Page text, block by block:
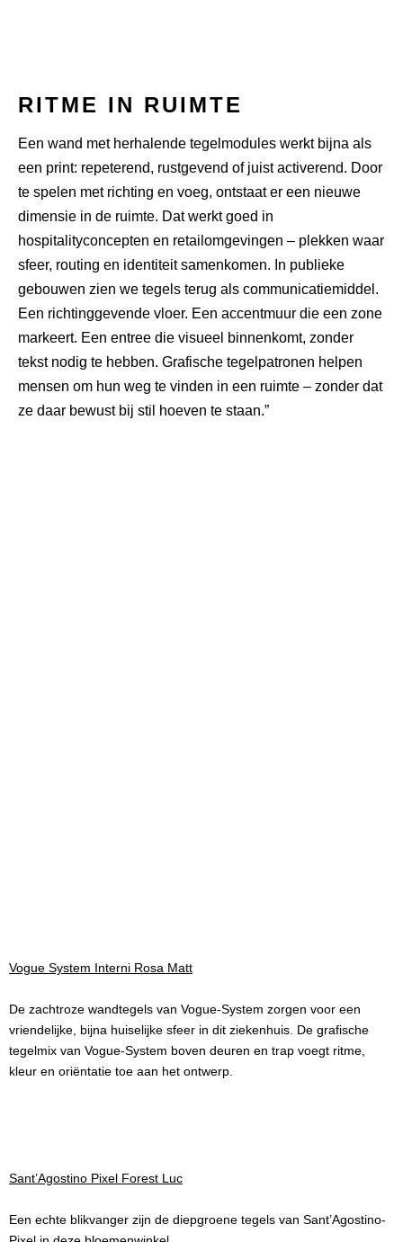
RITME IN RUIMTE
Een wand met herhalende tegelmodules werkt bijna als
een print: repeterend, rustgevend of juist activerend. Door
te spelen met richting en voeg, ontstaat er een nieuwe
dimensie in de ruimte. Dat werkt goed in
hospitalityconcepten en retailomgevingen – plekken waar
sfeer, routing en identiteit samenkomen. In publieke
gebouwen zien we tegels terug als communicatiemiddel.
Een richtinggevende vloer. Een accentmuur die een zone
markeert. Een entree die visueel binnenkomt, zonder
tekst nodig te hebben. Grafische tegelpatronen helpen
mensen om hun weg te vinden in een ruimte – zonder dat
ze daar bewust bij stil hoeven te staan.”
Vogue System Interni Rosa Matt
De zachtroze wandtegels van Vogue-System zorgen voor een
vriendelijke, bijna huiselijke sfeer in dit ziekenhuis. De grafische
tegelmix van Vogue-System boven deuren en trap voegt ritme,
kleur en oriëntatie toe aan het ontwerp.
Sant’Agostino Pixel Forest Luc
Een echte blikvanger zijn de diepgroene tegels van Sant’Agostino-